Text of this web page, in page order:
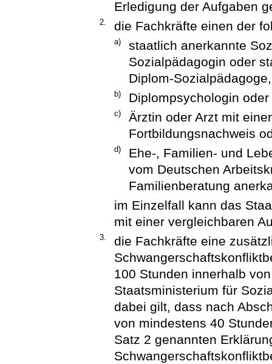
Erledigung der Aufgaben
2. die Fachkräfte einen der
a)
staatlich anerkannte
Sozialpädagogin oder
Diplom-Sozialpädagoge,
b) Diplompsychologin
c)
Ärztin oder Arzt mit
Fortbildungsnachweis
d)
Ehe-, Familien- und
vom Deutschen
Familienberatung
im Einzelfall kann das
mit einer vergleichbaren
3.
die Fachkräfte eine
100 Stunden innerhalb
Staatsministerium für
dabei gilt, dass nach
von mindestens 40
Satz 2 genannten